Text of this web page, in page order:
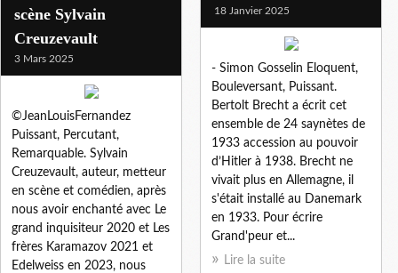
scène Sylvain
Creuzevault
3 Mars 2025
©JeanLouisFernandez
Puissant, Percutant,
Remarquable. Sylvain
Creuzevault, auteur, metteur
en scène et comédien, après
nous avoir enchanté avec Le
grand inquisiteur 2020 et Les
frères Karamazov 2021 et
Edelweiss en 2023, nous
18 Janvier 2025
- Simon Gosselin Eloquent,
Bouleversant, Puissant.
Bertolt Brecht a écrit cet
ensemble de 24 saynètes de
1933 accession au pouvoir
d’Hitler à 1938. Brecht ne
vivait plus en Allemagne, il
s'était installé au Danemark
en 1933. Pour écrire
Grand'peur et...
Lire la suite